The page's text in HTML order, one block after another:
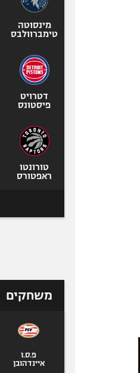
מינסוטה
טימברוולבס
דטרויט
פיסטונס
טורונטו
ראפטורס
משחקים
פ.ס.ו
איינדהובן